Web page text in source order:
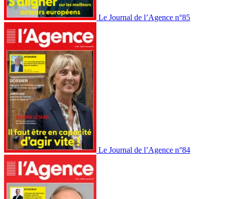
Le Journal de l’Agence n°85
Le Journal de l’Agence n°84